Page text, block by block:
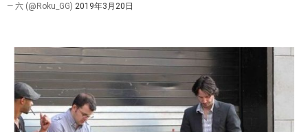
— 六 (@Roku_GG) 2019年3月20日